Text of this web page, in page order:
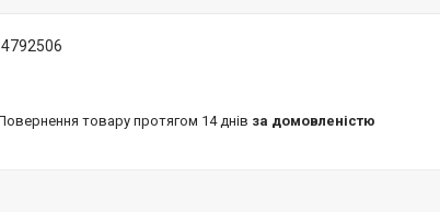
4792506
повернення товару протягом 14 днів за домовленістю